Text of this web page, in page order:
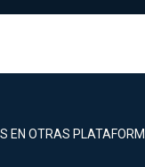
EN OTRAS